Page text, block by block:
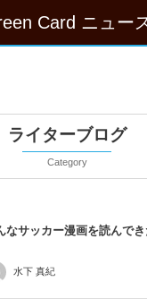
Card ニュー
ライターブログ
Category
なサッカー漫画を読んで
水下 真紀